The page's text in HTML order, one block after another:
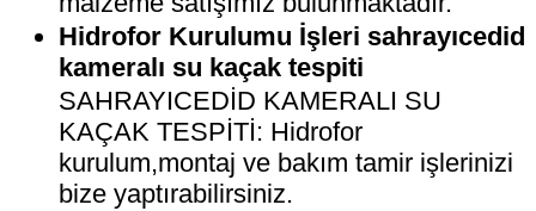
Hidrofor Kurulumu İşleri sahrayıcedid
kameralı su kaçak tespiti
SAHRAYICEDİD KAMERALI SU
KAÇAK TESPİTİ: Hidrofor
kurulum,montaj ve bakım tamir işlerinizi
bize yaptırabilirsiniz.